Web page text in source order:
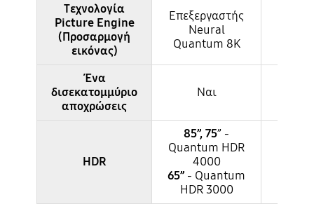
Τεχνολογία
Picture Engine
(Προσαρμογή
εικόνας)
Επεξεργαστής
Neural
Quantum 8K
Ένα
δισεκατομμύριο
αποχρώσεις
Ναι
HDR
85”, 75” -
Quantum HDR
4000
65” - Quantum
HDR 3000